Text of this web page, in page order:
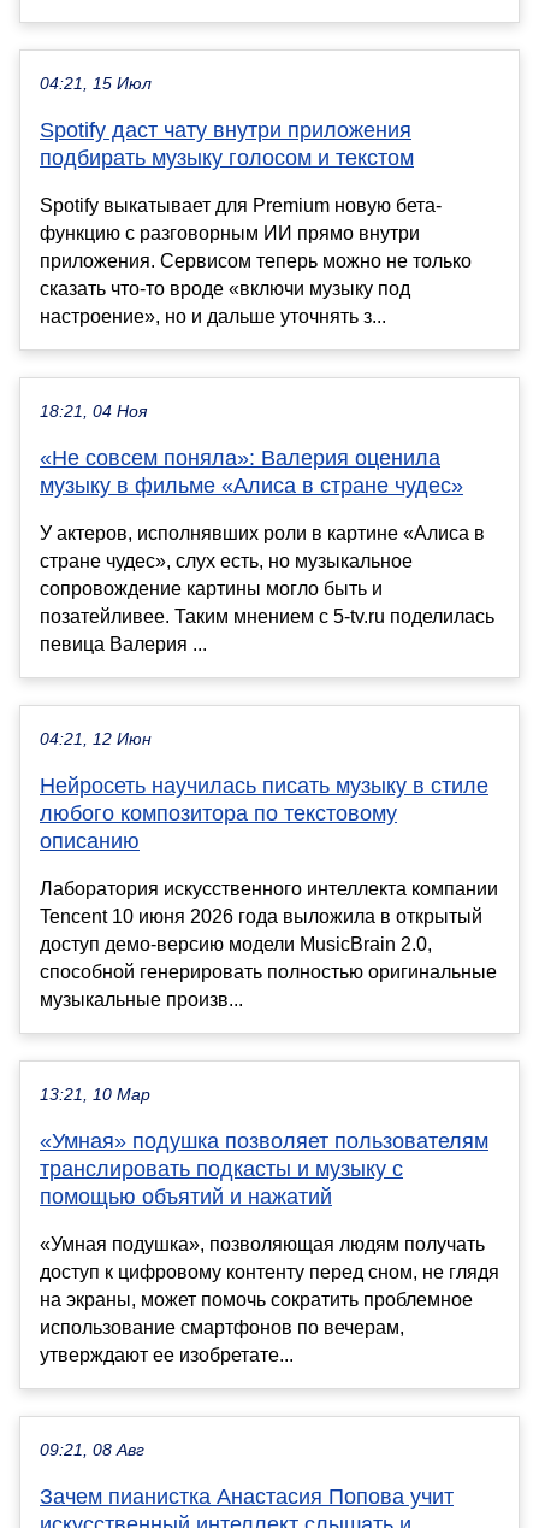
04:21, 15 Июл
Spotify даст чату внутри приложения
подбирать музыку голосом и текстом
Spotify выкатывает для Premium новую бета-
функцию с разговорным ИИ прямо внутри
приложения. Сервисом теперь можно не только
сказать что-то вроде «включи музыку под
настроение», но и дальше уточнять з...
18:21, 04 Ноя
«Не совсем поняла»: Валерия оценила
музыку в фильме «Алиса в стране чудес»
У актеров, исполнявших роли в картине «Алиса в
стране чудес», слух есть, но музыкальное
сопровождение картины могло быть и
позатейливее. Таким мнением с 5-tv.ru поделилась
певица Валерия ...
04:21, 12 Июн
Нейросеть научилась писать музыку в стиле
любого композитора по текстовому
описанию
Лаборатория искусственного интеллекта компании
Tencent 10 июня 2026 года выложила в открытый
доступ демо-версию модели MusicBrain 2.0,
способной генерировать полностью оригинальные
музыкальные произв...
13:21, 10 Мар
«Умная» подушка позволяет пользователям
транслировать подкасты и музыку с
помощью объятий и нажатий
«Умная подушка», позволяющая людям получать
доступ к цифровому контенту перед сном, не глядя
на экраны, может помочь сократить проблемное
использование смартфонов по вечерам,
утверждают ее изобретате...
09:21, 08 Авг
Зачем пианистка Анастасия Попова учит